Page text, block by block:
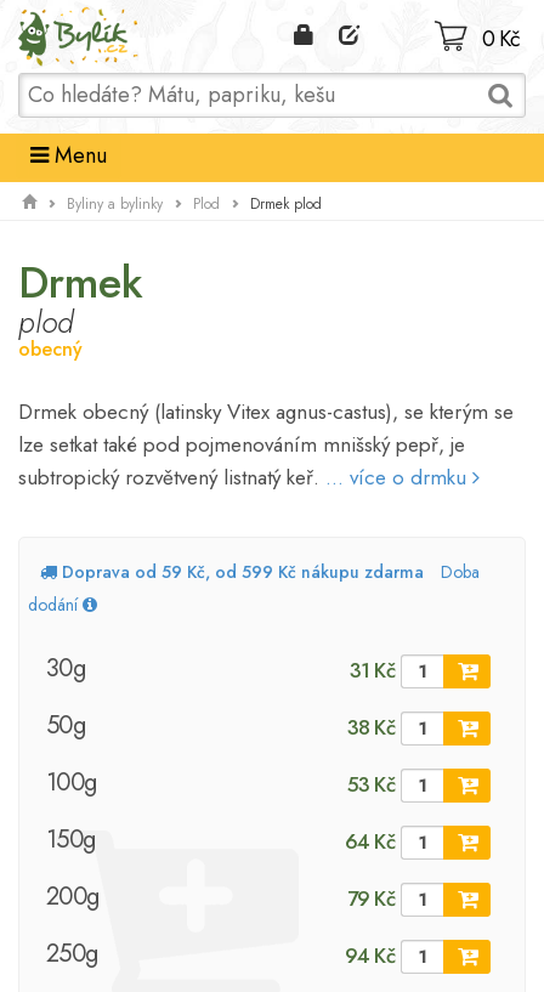
Domů
0 Kč
Menu
Byliny a bylinky Plod Drmek plod
Drmek
plod
obecný
Drmek obecný (latinsky Vitex agnus-castus), se kterým se
lze setkat také pod pojmenováním mnišský pepř, je
subtropický rozvětvený listnatý keř. ... více o drmku
Doprava od 59 Kč, od 599 Kč nákupu zdarma
Doba
dodání
30g 31 Kč
50g 38 Kč
100g 53 Kč
150g 64 Kč
200g 79 Kč
250g 94 Kč